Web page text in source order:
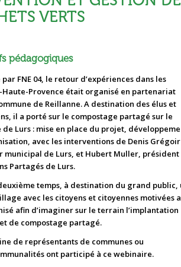
VERTS
pédagogiques
FNE 04, le retour d’expériences dans les
Haute-Provence était organisé en partenariat
de Reillanne. A destination des élus et
il a porté sur le compostage partagé sur le
Lurs : mise en place du projet,
avec les interventions de Denis
municipal de Lurs, et Hubert Muller, président
Partagés de Lurs.
temps, à destination du grand public,
avec les citoyens et citoyennes motivées a
afin d’imaginer sur le terrain l’implantation
de compostage partagé.
de représentants de communes ou
ont participé à ce webinaire.